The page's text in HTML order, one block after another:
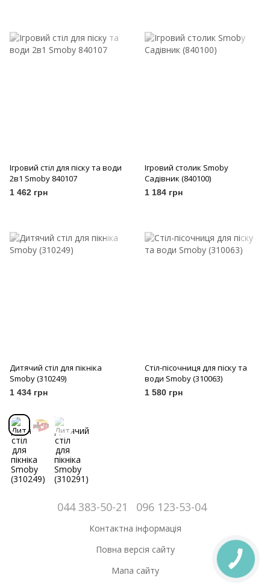
Ігровий стіл для піску та води
2в1 Smoby 840107
1 462 грн
Ігровий столик Smoby
Садівник (840100)
1 184 грн
Дитячий стіл для пікніка
Smoby (310249)
1 434 грн
Стіл-пісочниця для піску та
води Smoby (310063)
1 580 грн
044 383-50-21 096 123-53-04
Контактна інформація
Повна версія сайту
Мапа сайту